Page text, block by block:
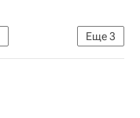
Еще3
Россия